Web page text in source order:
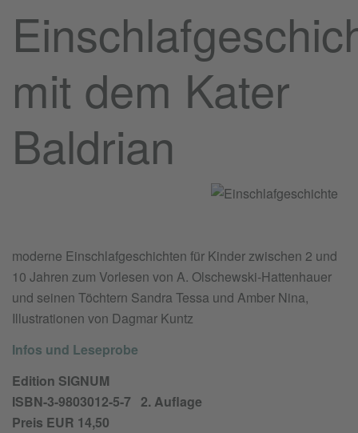
mit dem Kater
Baldrian
moderne Einschlafgeschichten für Kinder zwischen 2 und
10 Jahren zum Vorlesen von A. Olschewski-Hattenhauer
und seinen Töchtern Sandra Tessa und Amber Nina,
Illustrationen von Dagmar Kuntz
Infos und Leseprobe
Edition SIGNUM
ISBN-3-9803012-5-7 2. Auflage
Preis EUR 14,50